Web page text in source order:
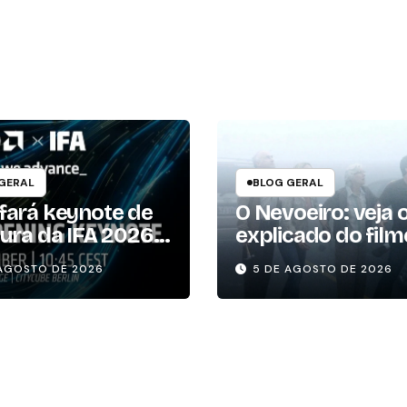
keynote de
da IFA 2026 e
novidades
consumidores
DE 2026
BLOG GERAL
O Nevoeiro: veja
explicado do
terror baseado em
Stephen King
5 DE AGOSTO DE 2026